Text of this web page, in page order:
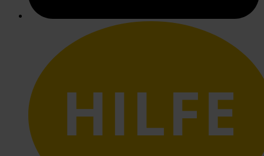
HILFE